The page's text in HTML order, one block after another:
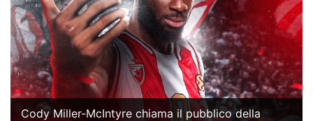
Cody Miller-McIntyre chiama il pubblico della